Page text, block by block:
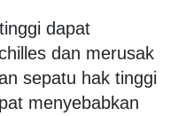
dapat
dan merusak
sepatu hak tinggi
menyebabkan